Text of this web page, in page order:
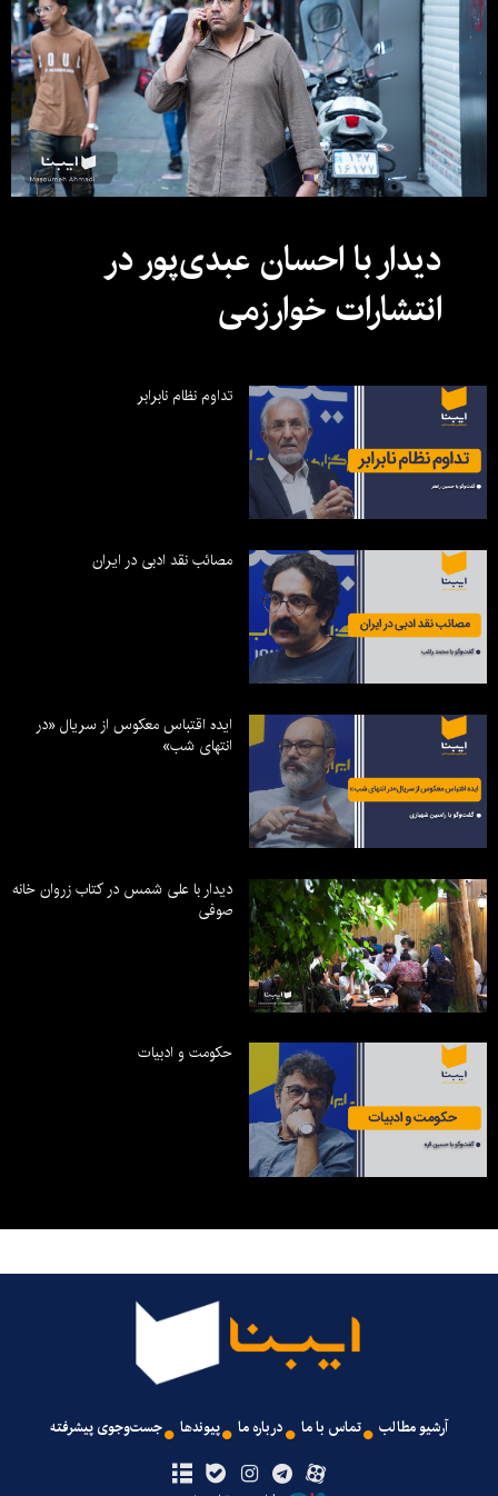
دیدار با احسان عبدی‌پور در
انتشارات خوارزمی
تداوم نظام نابرابر
مصائب نقد ادبی در ایران
ایده اقتباس معکوس از سریال «در
انتهای شب»
دیدار با علی شمس در کتاب زروان خانه
صوفی
حکومت و ادبیات
آرشیو مطالب تماس با ما درباره ما پیوندها جست‌وجوی پیشرفته